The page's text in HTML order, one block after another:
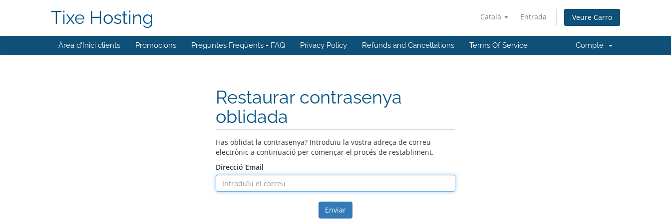
Català Entrada Veure Carro
Tixe Hosting
Àrea d'Inici clients Promocions Preguntes Freqüents - FAQ Privacy Policy Refunds and Cancellations Terms Of Service Compte
Restaurar contrasenya
oblidada
Has oblidat la contrasenya? Introduïu la vostra adreça de correu
electrònic a continuació per començar el procés de restabliment.
Direcció Email
Enviar